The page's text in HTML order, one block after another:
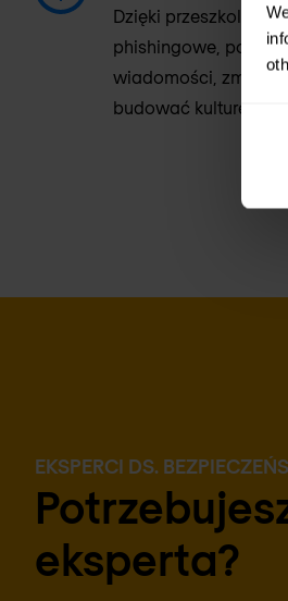
Dzięki
phishingowe, po
wiadomości,
budować kulturę
EKSPERCI DS.
eksperta?